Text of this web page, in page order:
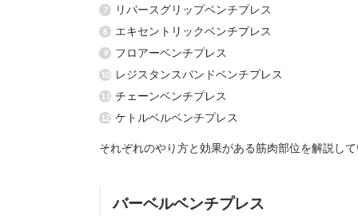
リバースグリップベンチプレス
エキセントリックベンチプレス
フロアーベンチプレス
レジスタンスバンドベンチプレス
チェーンベンチプレス
ケトルベルベンチプレス
それぞれのやり方と効果がある筋肉部位を解説して
バーベルベンチプレス